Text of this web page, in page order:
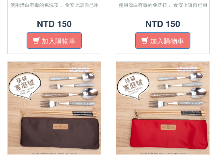
使用漂白有毒的免洗筷． 食安上讓自已用
尺寸上適合四口之家外出使用．
NTD 150
加入購物車
使用漂白有毒的免洗筷． 食安上讓自已用
尺寸上適合四口之家外出使用．
NTD 150
加入購物車